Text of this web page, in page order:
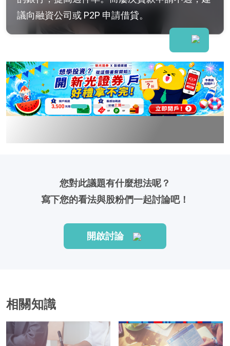
議向融資公司或 P2P 申請借貸。
您對此議題有什麼想法呢？
寫下您的看法與股粉們一起討論吧！
開啟討論
相關知識